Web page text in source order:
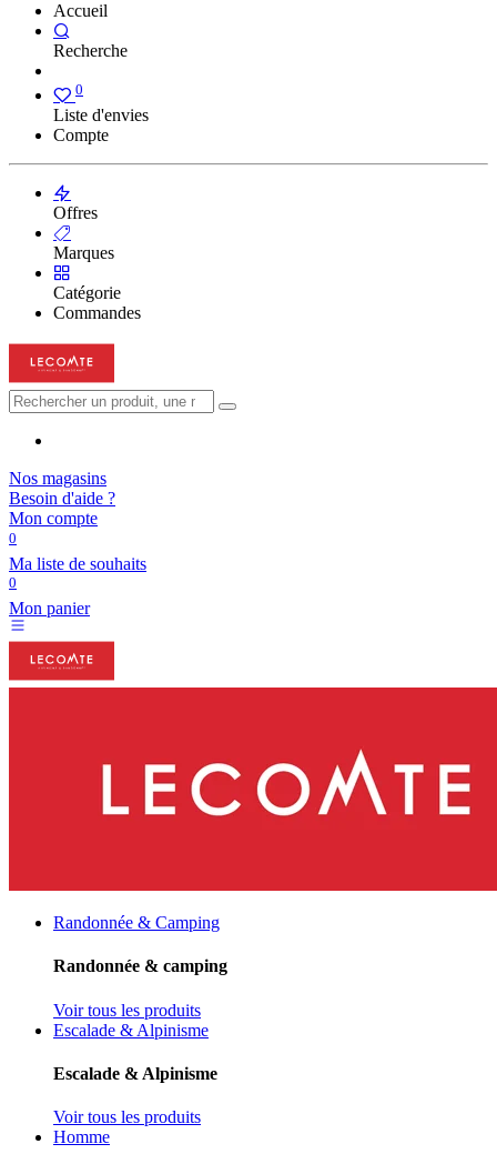
Accueil
Recherche
0
Liste d'envies
Compte
Offres
Marques
Catégorie
Commandes
Nos magasins
Besoin d'aide ?
Mon compte
0
Ma liste de souhaits
0
Mon panier
Randonnée & Camping
Randonnée & camping
Voir tous les produits
Escalade & Alpinisme
Escalade & Alpinisme
Voir tous les produits
Homme